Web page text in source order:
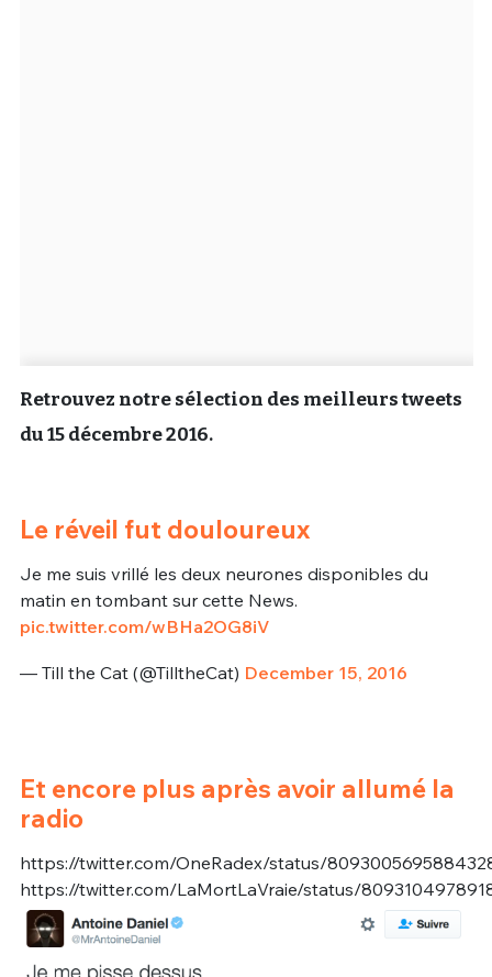
Retrouvez notre sélection des meilleurs tweets
du 15 décembre 2016.
Le réveil fut douloureux
Je me suis vrillé les deux neurones disponibles du
matin en tombant sur cette News.
pic.twitter.com/wBHa2OG8iV
— Till the Cat (@TilltheCat) December 15, 2016
Et encore plus après avoir allumé la
radio
https://twitter.com/OneRadex/status/
https://twitter.com/LaMortLaVraie/status/